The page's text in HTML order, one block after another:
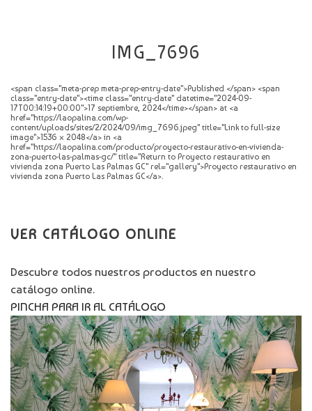
IMG_7696
<span class="meta-prep meta-prep-entry-date">Published </span> <span
class="entry-date"><time class="entry-date" datetime="2024-09-
17T00:14:19+00:00">17 septiembre, 2024</time></span> at <a
href="https://laopalina.com/wp-
content/uploads/sites/2/2024/09/img_7696.jpeg" title="Link to full-size
image">1536 × 2048</a> in <a
href="https://laopalina.com/producto/proyecto-restaurativo-en-vivienda-
zona-puerto-las-palmas-gc/" title="Return to Proyecto restaurativo en
vivienda zona Puerto Las Palmas GC" rel="gallery">Proyecto restaurativo en
vivienda zona Puerto Las Palmas GC</a>.
VER CATÁLOGO ONLINE
Descubre todos nuestros productos en nuestro
catálogo online.
PINCHA PARA IR AL CATÁLOGO